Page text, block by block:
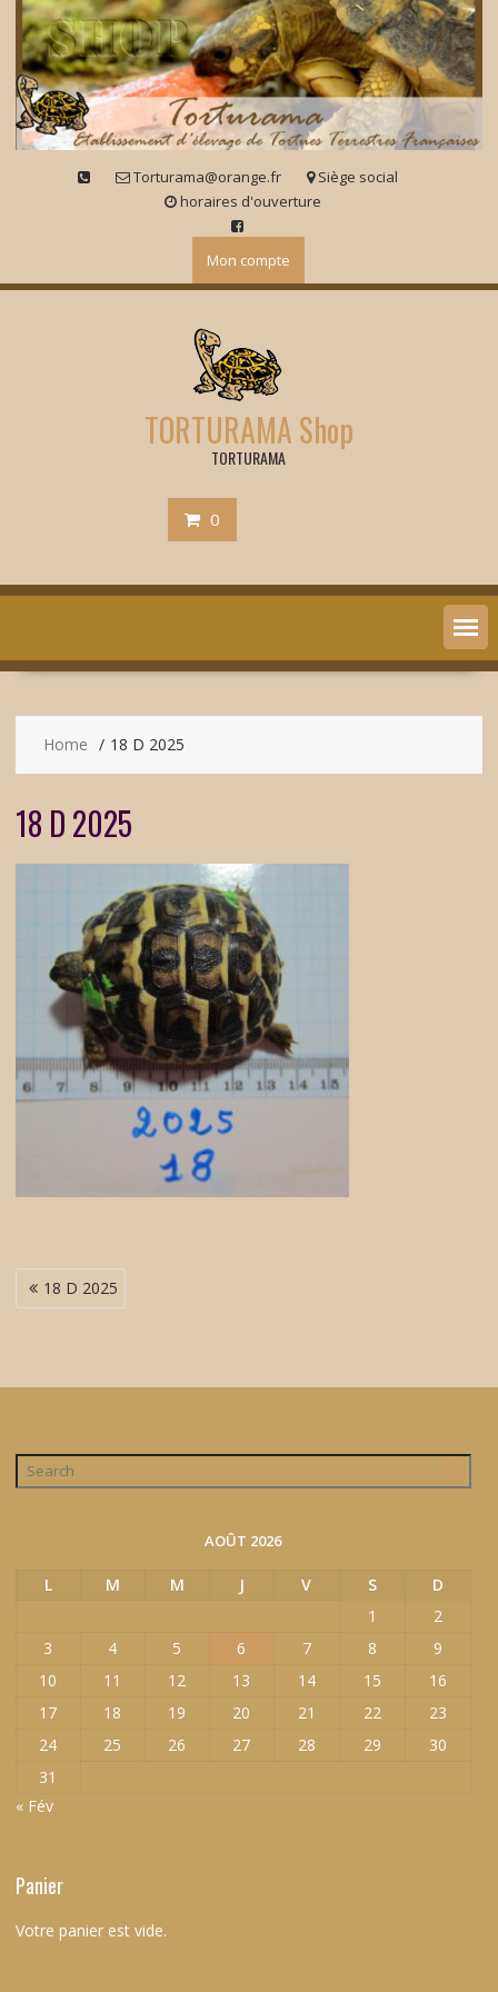
Skip
content
Torturama@orange.fr
Siège social
horaires d'ouverture
Mon compte
TORTURAMA Shop
TORTURAMA
0
Home 18 D 2025
18 D 2025
Navigation
de
18 D 2025
AOÛT 2026
L M M J V S
D
1
2
3
4 5 6 7 8
9
10
11 12 13 14 15
16
17
18 19 20 21 22
23
24
25 26 27 28 29
30
31
« Fév
Panier
Votre panier est vide.